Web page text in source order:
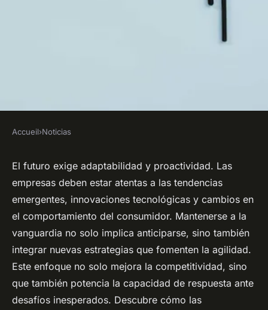
El futuro de para mantenerse
a la vanguardia
Logan•4 noviembre 2024•7 min de lecture
Accueil›Noticias
El futuro exige adaptabilidad y proactividad. Las
empresas deben estar atentas a las tendencias
emergentes, innovaciones tecnológicas y cambios en
el comportamiento del consumidor. Mantenerse a la
vanguardia no solo implica anticiparse, sino también
integrar nuevas estrategias que fomenten la agilidad.
Este enfoque no solo mejora la competitividad, sino
que también potencia la capacidad de respuesta ante
desafíos inesperados. Descubre cómo las